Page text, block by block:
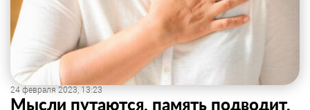
24 февраля 2023, 13:23
Мысли путаются, память подводит,